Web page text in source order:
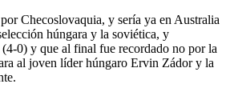
Checoslovaquia, y sería ya en Australia
húngara y la soviética, y
0) y que al final fue recordado no por la
al joven líder húngaro Ervin Zádor y la